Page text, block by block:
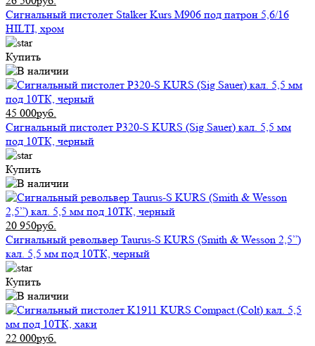
Сигнальный пистолет Stalker Kurs M906 под патрон 5,6/16
HILTI, хром
Купить
45 000руб.
Сигнальный пистолет P320-S KURS (Sig Sauer) кал. 5,5 мм
под 10ТК, черный
Купить
20 950руб.
Сигнальный револьвер Taurus-S KURS (Smith & Wesson 2,5”)
кал. 5,5 мм под 10ТК, черный
Купить
22 000руб.